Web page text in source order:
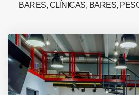
BARES, CLÍNICAS, BARES,